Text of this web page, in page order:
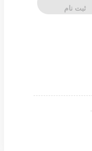
ثبت نام